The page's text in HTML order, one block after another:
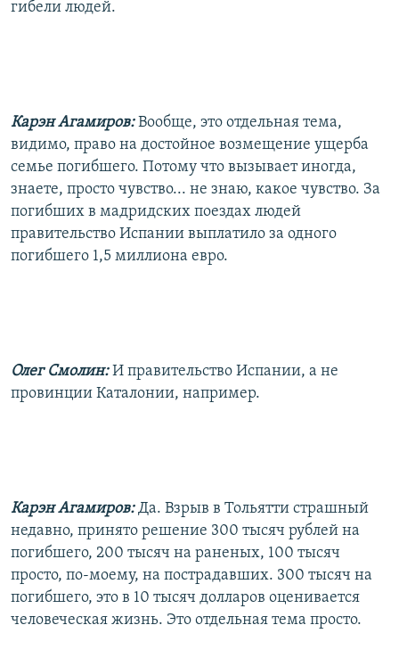
гибели людей.
Карэн Агамиров: Вообще, это отдельная тема,
видимо, право на достойное возмещение ущерба
семье погибшего. Потому что вызывает иногда,
знаете, просто чувство... не знаю, какое чувство. За
погибших в мадридских поездах людей
правительство Испании выплатило за одного
погибшего 1,5 миллиона евро.
Олег Смолин: И правительство Испании, а не
провинции Каталонии, например.
Карэн Агамиров: Да. Взрыв в Тольятти страшный
недавно, принято решение 300 тысяч рублей на
погибшего, 200 тысяч на раненых, 100 тысяч
просто, по-моему, на пострадавших. 300 тысяч на
погибшего, это в 10 тысяч долларов оценивается
человеческая жизнь. Это отдельная тема просто.